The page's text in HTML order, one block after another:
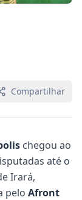
Compartilhar
chegou ao
até o
Irará,
pelo Afront